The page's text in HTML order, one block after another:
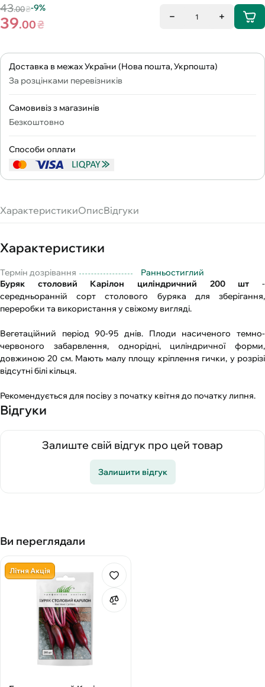
43.00₴-9%
39.00₴
1
Доставка в межах України (Нова пошта, Укрпошта)
За розцінками перевізників
Самовивіз з магазинів
Безкоштовно
Способи оплати
ХарактеристикиОписВідгуки
Характеристики
Термін дозрівання
Ранньостиглий
Буряк столовий Карілон циліндричний 200 шт -
cередньоранній сорт столового буряка для зберігання,
переробки та використання у свіжому вигляді.
Вегетаційний період 90-95 днів. Плоди насиченого темно-
червоного забарвлення, однорідні, циліндричної форми,
довжиною 20 см. Мають малу площу кріплення гички, у розрізі
відсутні білі кільця.
Рекомендується для посіву з початку квітня до початку липня.
Відгуки
Залиште свій відгук про цей товар
Залишити відгук
Ви переглядали
Літня Акція